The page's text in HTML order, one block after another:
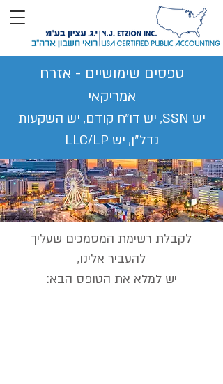
טפסים שימושיים - אזרח
אמריקאי
יש SSN, יש דו״ח קודם, יש השקעות
נדל״ן, יש LLC/LP
לקבלת רשימת המסמכים שעליך
להעביר אלינו,
יש למלא את הטופס הבא: